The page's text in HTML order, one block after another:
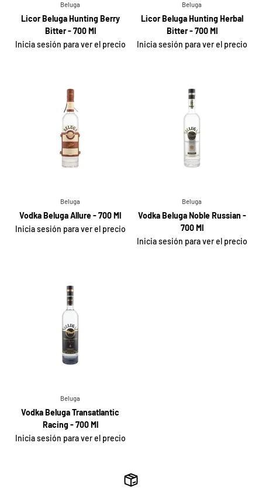
Beluga
Licor Beluga Hunting Berry
Bitter - 700 Ml
Inicia sesión para ver el precio
Beluga
Licor Beluga Hunting Herbal
Bitter - 700 Ml
Inicia sesión para ver el precio
Beluga
Vodka Beluga Allure - 700 Ml
Inicia sesión para ver el precio
Beluga
Vodka Beluga Noble Russian -
700 Ml
Inicia sesión para ver el precio
Beluga
Vodka Beluga Transatlantic
Racing - 700 Ml
Inicia sesión para ver el precio